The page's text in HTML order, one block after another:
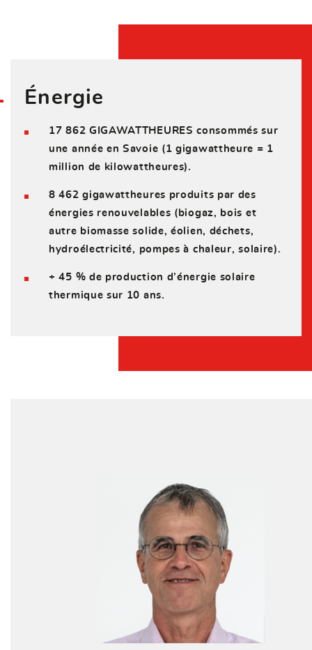
Énergie
17 862 GIGAWATTHEURES consommés sur
une année en Savoie (1 gigawattheure = 1
million de kilowattheures).
8 462 gigawattheures produits par des
énergies renouvelables (biogaz, bois et
autre biomasse solide, éolien, déchets,
hydroélectricité, pompes à chaleur, solaire).
+ 45 % de production d’énergie solaire
thermique sur 10 ans.